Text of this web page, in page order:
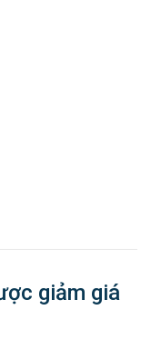
giảm giá